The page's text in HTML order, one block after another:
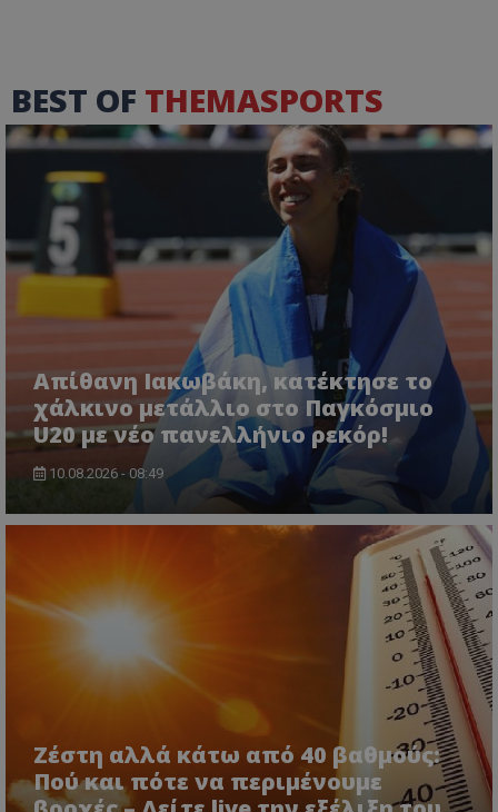
BEST OF THEMASPORTS
Απίθανη Ιακωβάκη, κατέκτησε το
χάλκινο μετάλλιο στο Παγκόσμιο
U20 με νέο πανελλήνιο ρεκόρ!
10.08.2026 - 08:49
Ζέστη αλλά κάτω από 40 βαθμούς:
Πού και πότε να περιμένουμε